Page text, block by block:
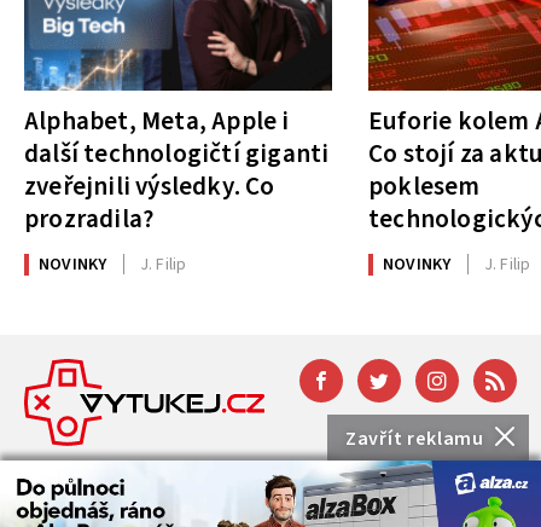
Zavřít reklamu
Alphabet, Meta, Apple i
další technologičtí giganti
zveřejnili výsledky. Co
prozradila?
NOVINKY J. Filip
Euforie kolem
Co stojí za
poklesem
NOVINKY J. Filip